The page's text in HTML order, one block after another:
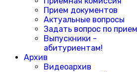
Прием документов
Актуальные вопросы
Задать вопрос по
Выпускники -
абитуриентам!
Архив
Видеоархив